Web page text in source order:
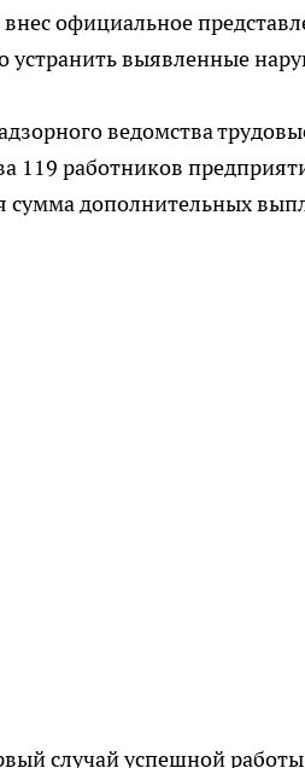
официальное
устранить выявленные
ведомства
119 работников
сумма дополнительных
случай успешной